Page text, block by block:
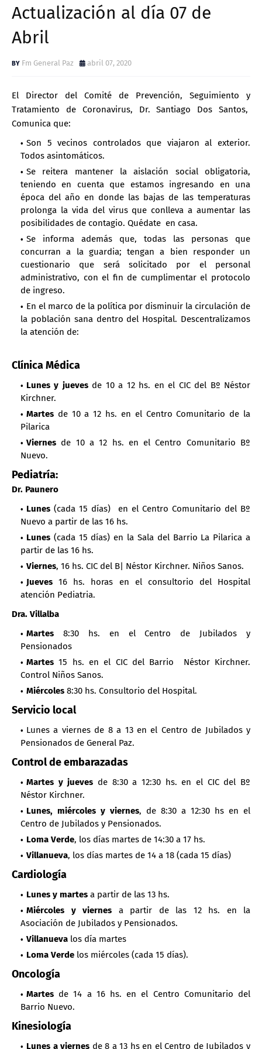
Actualización al día 07 de
Abril
Fm General Paz abril 07, 2020
El Director del Comité de Prevención, Seguimiento y
Tratamiento de Coronavirus, Dr. Santiago Dos Santos,
Comunica que:
Son 5 vecinos controlados que viajaron al exterior.
Todos asintomáticos.
Se reitera mantener la aislación social obligatoria,
teniendo en cuenta que estamos ingresando en una
época del año en donde las bajas de las temperaturas
prolonga la vida del virus que conlleva a aumentar las
posibilidades de contagio. Quédate en casa.
Se informa además que, todas las personas que
concurran a la guardia; tengan a bien responder un
cuestionario que será solicitado por el personal
administrativo, con el fin de cumplimentar el protocolo
de ingreso.
En el marco de la política por disminuir la circulación de
la población sana dentro del Hospital. Descentralizamos
la atención de:
Clínica Médica
Lunes y juevesde 10 a 12 hs. en el CIC del Bº Néstor
Kirchner.
Martes de 10 a 12 hs. en el Centro Comunitario de la
Pilarica
Viernes de 10 a 12 hs. en el Centro Comunitario Bº
Nuevo.
Pediatría:
Dr. Paunero
Lunes (cada 15 días) en el Centro Comunitario del Bº
Nuevo a partir de las 16 hs.
Lunes (cada 15 días) en la Sala del Barrio La Pilarica a
partir de las 16 hs.
Viernes, 16 hs. CIC del B| Néstor Kirchner. Niños Sanos.
Jueves 16 hs. horas en el consultorio del Hospital
atención Pediatria.
Dra. Villalba
Martes 8:30 hs. en el Centro de Jubilados y
Pensionados
Martes 15 hs. en el CIC del Barrio Néstor Kirchner.
Control Niños Sanos.
Miércoles 8:30 hs. Consultorio del Hospital.
Servicio local
Lunes a viernes de 8 a 13 en el Centro de Jubilados y
Pensionados de General Paz.
Control de embarazadas
Martes y jueves de 8:30 a 12:30 hs. en el CIC del Bº
Néstor Kirchner.
Lunes, miércoles y viernes, de 8:30 a 12:30 hs en el
Centro de Jubilados y Pensionados.
Loma Verde, los días martes de 14:30 a 17 hs.
Villanueva, los días martes de 14 a 18 (cada 15 días)
Cardiología
Lunes y martes a partir de las 13 hs.
Miércoles y viernes a partir de las 12 hs. en la
Asociación de Jubilados y Pensionados.
Villanueva los día martes
Loma Verde los miércoles (cada 15 días).
Oncología
Martes de 14 a 16 hs. en el Centro Comunitario del
Barrio Nuevo.
Kinesiología
Lunes a viernes de 8 a 13 hs en el Centro de Jubilados y